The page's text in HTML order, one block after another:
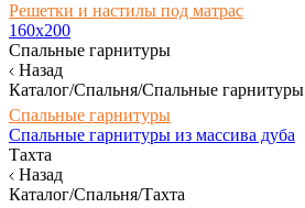
Решетки и настилы под матрас
160х200
Спальные гарнитуры
Назад
Каталог/Спальня/Спальные гарнитуры
Спальные гарнитуры
Спальные гарнитуры из массива дуба
Тахта
Назад
Каталог/Спальня/Тахта